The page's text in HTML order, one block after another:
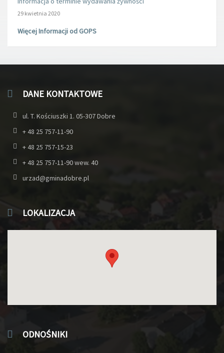
29 kwietnia 2020
Więcej Informacji od GOPS
DANE KONTAKTOWE
ul. T. Kościuszki 1. 05-307 Dobre
+ 48 25 757-11-90
+ 48 25 757-15-23
+ 48 25 757-11-90 wew. 40
urzad@gminadobre.pl
LOKALIZACJA
ODNOŚNIKI